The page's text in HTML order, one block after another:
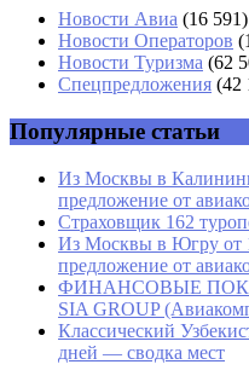
Имя *
Email*
Новости Авиа (16 591)
Новости Операторов
Новости Туризма (62
Спецпредложения (42
Популярные статьи
Из Москвы в
предложение от
Страховщик 162
Из Москвы в Югру от
предложение от
ФИНАНСОВЫЕ
SIA GROUP
Классический
дней — сводка мест